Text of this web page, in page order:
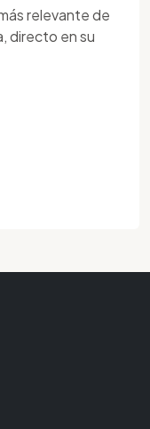
relevante de
directo en su